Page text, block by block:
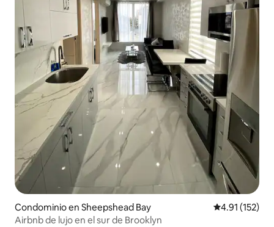
Condominio en Sheepshead Bay Calificación
4.91 (152)
Airbnb de lujo en el sur de Brooklyn